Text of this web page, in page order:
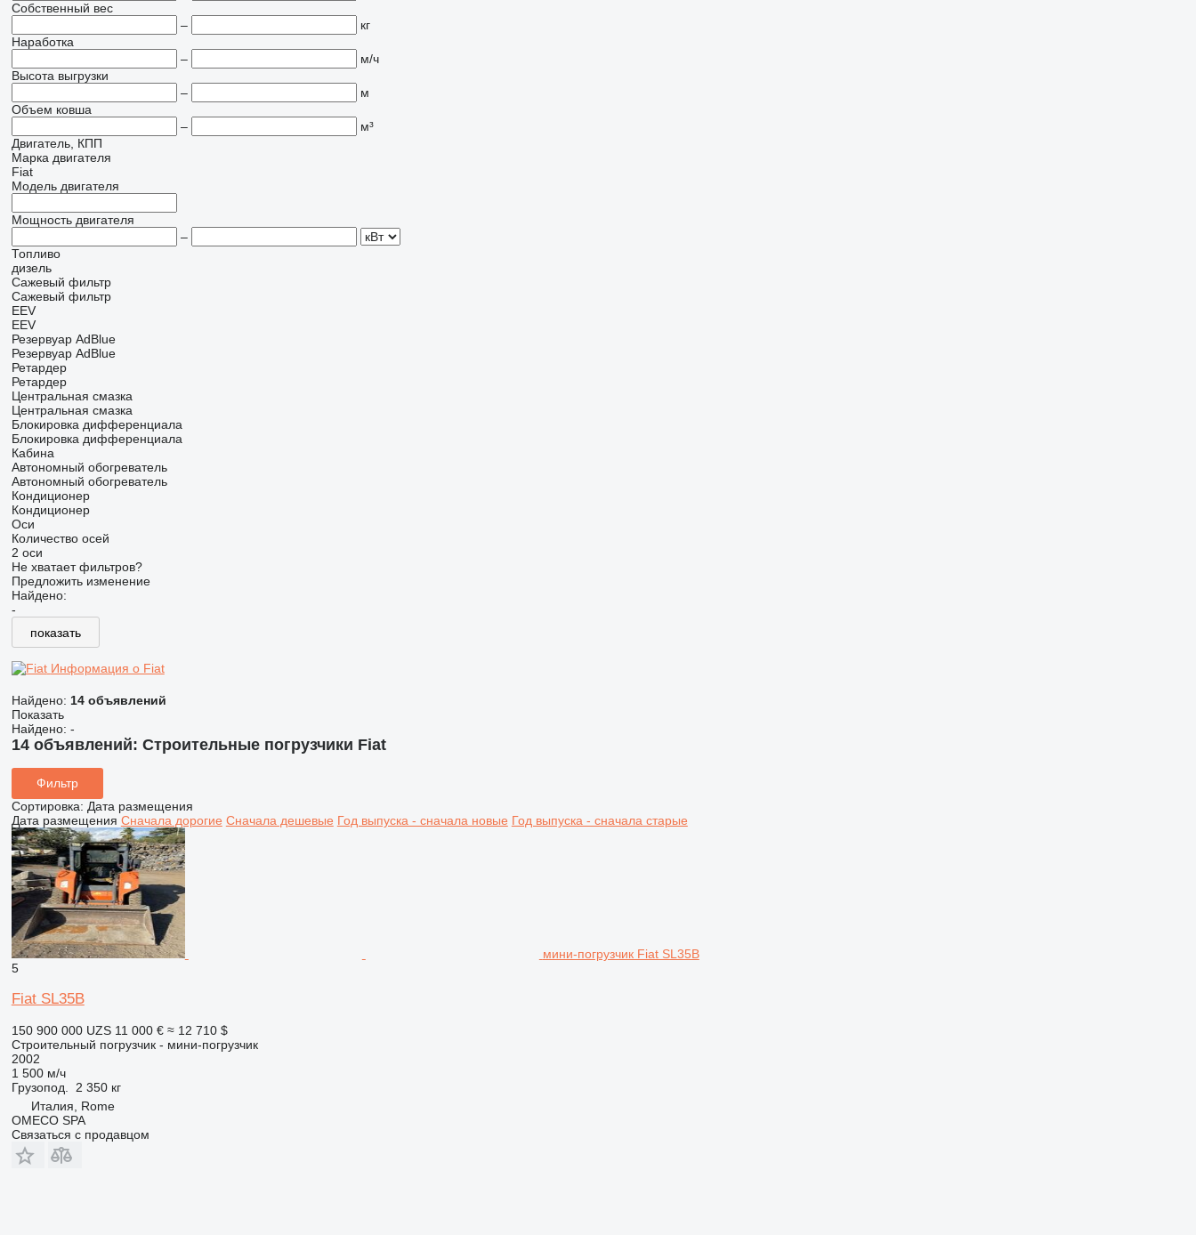
Собственный вес
–
кг
Наработка
–
м/ч
Высота выгрузки
–
м
Объем ковша
–
м³
Двигатель, КПП
Марка двигателя
Fiat
Модель двигателя
Мощность двигателя
–
Топливо
дизель
Сажевый фильтр
Сажевый фильтр
EEV
EEV
Резервуар AdBlue
Резервуар AdBlue
Ретардер
Ретардер
Центральная смазка
Центральная смазка
Блокировка дифференциала
Блокировка дифференциала
Кабина
Автономный обогреватель
Автономный обогреватель
Кондиционер
Кондиционер
Оси
Количество осей
2 оси
Не хватает фильтров?
Предложить изменение
Найдено:
-
показать
Информация о Fiat
Найдено: 14 объявлений
Показать
Найдено: -
14 объявлений: Строительные погрузчики Fiat
Фильтр
Сортировка: Дата размещения
Дата размещения Сначала дорогие Сначала дешевые Год выпуска - сначала новые Год выпуска - сначала старые
мини-погрузчик Fiat SL35B
5
Fiat SL35B
150 900 000 UZS 11 000 € ≈ 12 710 $
Строительный погрузчик - мини-погрузчик
2002
1 500 м/ч
Грузопод.
2 350 кг
Италия, Rome
OMECO SPA
Связаться с продавцом